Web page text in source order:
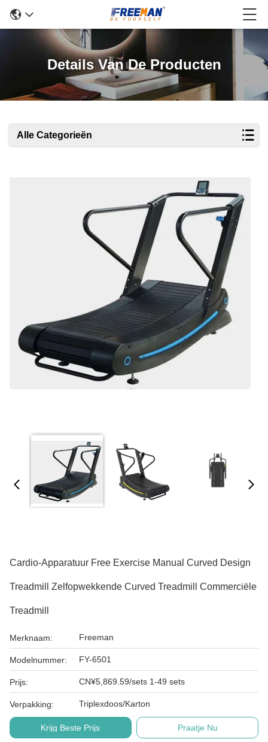
Details Van De Producten
Alle Categorieën
Cardio-Apparatuur Free Exercise Manual Curved Design
Treadmill Zelfopwekkende Curved Treadmill Commerciële
Treadmill
Merknaam: Freeman
Modelnummer: FY-6501
Prijs: CN¥5,869.59/sets 1-49 sets
Verpakking: Triplexdoos/Karton
Krijg Beste Prijs Praatje Nu